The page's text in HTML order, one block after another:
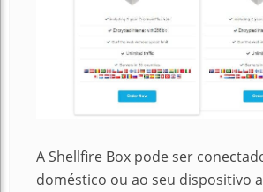
A Shellfire Box pode ser
doméstico ou ao seu dispositivo